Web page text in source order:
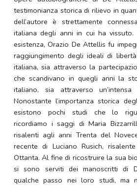
testimonianza storica di rilievo in
dell’autore è strettamente
italiana degli anni in cui ha
esistenza, Orazio De Attellis fu
raggiungimento degli ideali di
italiana, sia attraverso la
che scandivano in quegli anni la
italiano, sia attraverso un’intensa
Nonostante l’importanza storica
esistono pochi studi che lo
ricordiamo i saggi di Maria
risalenti agli anni Trenta del
recente di Luciano Rusich,
Ottanta. Al fine di ricostruire la sua
si sono serviti dei manoscritti di
qualche passo nei loro studi, ma